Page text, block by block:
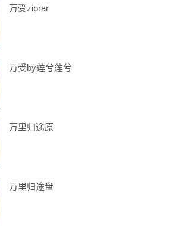
万受ziprar
万受by莲兮莲兮
万里归途原
万里归途盘